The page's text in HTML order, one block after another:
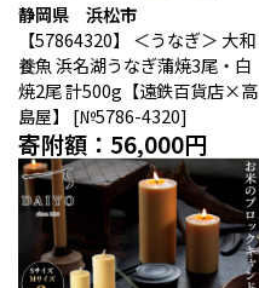
静岡県 浜松市
【57864320】
＜うなぎ＞ 大和
養魚 浜名湖うなぎ蒲焼3尾・白
焼2尾 計500g【遠鉄百貨店×高
島屋】 [№5786-4320]
寄附額：56,000円